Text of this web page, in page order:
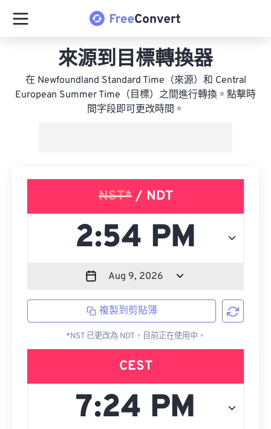
來源到目標轉換器
在 Newfoundland Standard Time（來源）和 Central
European Summer Time（目標）之間進行轉換。點擊時
間字段即可更改時間。
NST*/ NDT
複製到剪貼簿
*NST 已更改為 NDT，目前正在使用中。
CEST